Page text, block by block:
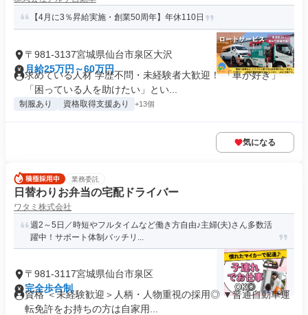
【4月に3％昇給実施・創業50周年】年休110日
〒981-3137宮城県仙台市泉区大沢
月給25万円～60万円
求めている人材 学歴不問・未経験者大歓迎！ 「車が好き」
「困っている人を助けたい」とい...
制服あり 資格取得支援あり +13個
気になる
業務委託
日替わりお弁当の宅配ドライバー
ワタミ株式会社
週2～5日／時短やフルタイムなど働き方自由♪主婦(夫)さん多数活
躍中！サポート体制バッチリ...
〒981-3117宮城県仙台市泉区
完全歩合制
資格 ＜未経験歓迎＞人柄・人物重視の採用◎ ▼普通自動車運
転免許をお持ちの方は自家用...